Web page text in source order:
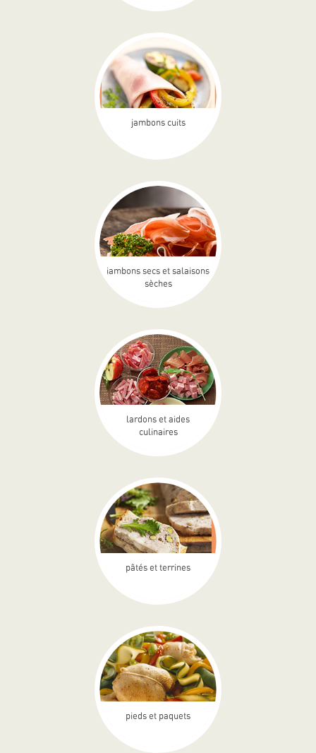
jambons cuits
jambons secs et salaisons
sèches
lardons et aides
culinaires
pâtés et terrines
pieds et paquets